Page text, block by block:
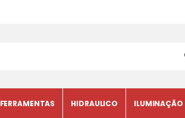
FERRAMENTAS HIDRAULICO ILUMINAÇÃO